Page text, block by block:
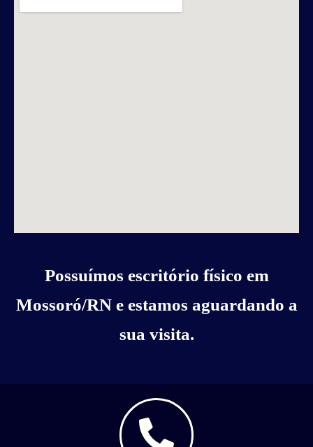
Possuímos escritório físico em
Mossoró/RN e estamos aguardando a
sua visita.